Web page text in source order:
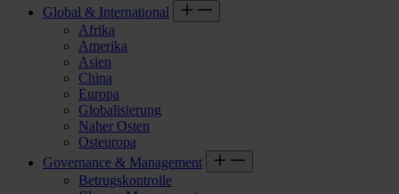
Global & International
Afrika
Amerika
Asien
China
Europa
Globalisierung
Naher Osten
Osteuropa
Governance & Management
Betrugskontrolle